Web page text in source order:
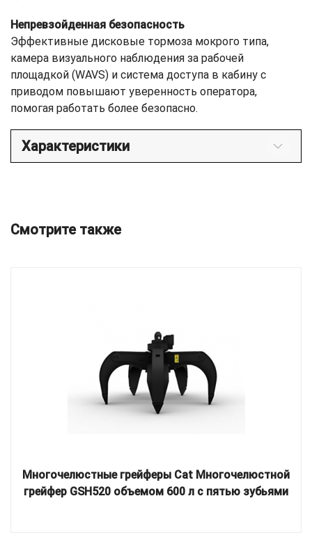
Непревзойденная безопасность
Эффективные дисковые тормоза мокрого типа,
камера визуального наблюдения за рабочей
площадкой (WAVS) и система доступа в кабину с
приводом повышают уверенность оператора,
помогая работать более безопасно.
Характеристики
Смотрите также
Многочелюстные грейферы Cat Многочелюстной
грейфер GSH520 объемом 600 л с пятью зубьями